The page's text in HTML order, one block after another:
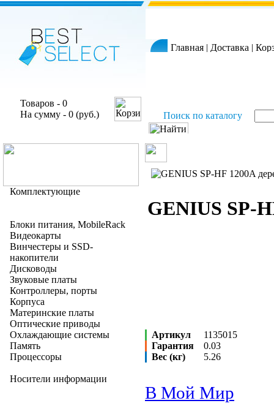
Главная | Доставка |
Товаров - 0
На сумму - 0 (руб.)
Поиск по каталогу
Комплектующие
Блоки питания, MobileRack
Видеокарты
Винчестеры и SSD-
накопители
Дисководы
Звуковые платы
Контроллеры, порты
Корпуса
Материнские платы
Оптические приводы
Охлаждающие системы
Память
Процессоры
Носители информации
GENIUS SP-
Артикул
1135015
Гарантия
0.03
Вес (кг)
5.26
В Мой Мир